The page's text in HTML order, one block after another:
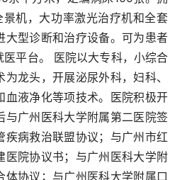
景机，大功率激光治疗机和全套
大型诊断和治疗设备。可为患者
平台。 医院以大专科，小综合
龙头，开展泌尿外科，妇科、
血液净化等项技术。医院积极开
与广州医科大学附属第二医院签
疾病救治联盟协议；与广州市红
医院协议书；与广州医科大学附
体协议；与广州医科大学附属口